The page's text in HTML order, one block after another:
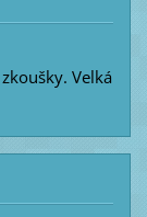
Velká